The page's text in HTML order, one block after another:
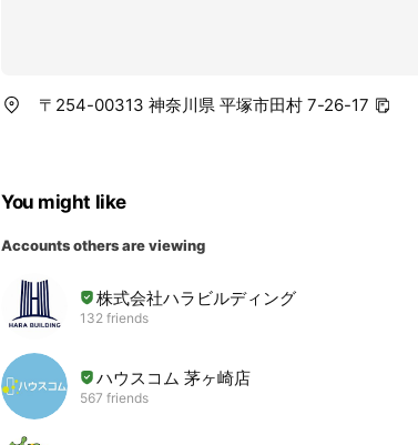
〒254-00313 神奈川県 平塚市田村 7-26-17
You might like
Accounts others are viewing
株式会社ハラビルディング
132 friends
ハウスコム 茅ヶ崎店
567 friends